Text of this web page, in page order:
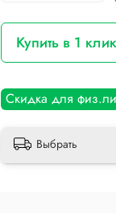
Скидка для
Купить в 1 клик
Выбрать